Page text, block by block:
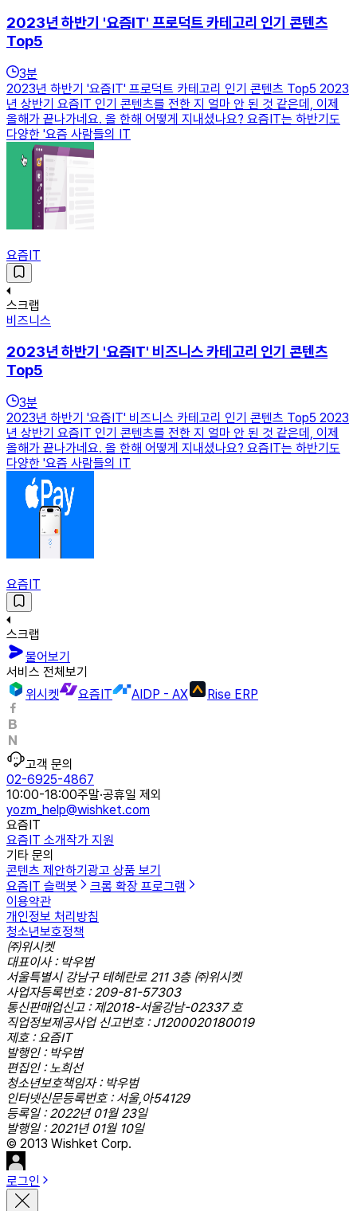
2023년 하반기 '요즘IT' 프로덕트 카테고리 인기 콘텐츠
Top5
3분
2023년 하반기 '요즘IT' 프로덕트 카테고리 인기 콘텐츠 Top5 2023
년 상반기 요즘IT 인기 콘텐츠를 전한 지 얼마 안 된 것 같은데, 이제
올해가 끝나가네요. 올 한해 어떻게 지내셨나요? 요즘IT는 하반기도
다양한 '요즘 사람들의 IT
요즘IT
스크랩
비즈니스
2023년 하반기 '요즘IT' 비즈니스 카테고리 인기 콘텐츠
Top5
3분
2023년 하반기 '요즘IT' 비즈니스 카테고리 인기 콘텐츠 Top5 2023
년 상반기 요즘IT 인기 콘텐츠를 전한 지 얼마 안 된 것 같은데, 이제
올해가 끝나가네요. 올 한해 어떻게 지내셨나요? 요즘IT는 하반기도
다양한 '요즘 사람들의 IT
요즘IT
스크랩
물어보기
서비스 전체보기
위시켓
요즘IT AIDP - AX Rise ERP
고객 문의
02-6925-4867
10:00-18:00주말·공휴일 제외
yozm_help@wishket.com
요즘IT
요즘IT 소개작가 지원
기타 문의
콘텐츠 제안하기 광고 상품 보기
요즘IT 슬랙봇
크롬 확장 프로그램
이용약관
개인정보 처리방침
청소년보호정책
㈜위시켓
대표이사 : 박우범
서울특별시 강남구 테헤란로 211 3층 ㈜위시켓
사업자등록번호 : 209-81-57303
통신판매업신고 : 제2018-서울강남-02337 호
직업정보제공사업 신고번호 : J1200020180019
제호 : 요즘IT
발행인 : 박우범
편집인 : 노희선
청소년보호책임자 : 박우범
인터넷신문등록번호 : 서울,아54129
등록일 : 2022년 01월 23일
발행일 : 2021년 01월 10일
© 2013 Wishket Corp.
로그인